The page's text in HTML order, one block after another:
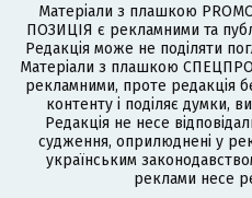
Матеріали з плашкою
ПОЗИЦІЯ є рекламними та
Редакція може не поділяти
Матеріали з плашкою
рекламними, проте редакція
контенту і поділяє думки,
Редакція не несе
судження, оприлюднені у
українським
реклами несе